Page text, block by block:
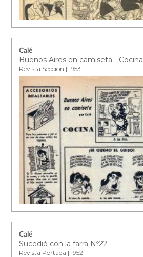
Calé
Buenos Aires en camiseta - Cocina
Revista Sección | 1953
Calé
Sucedió con la farra Nº22
Revista Portada | 1952